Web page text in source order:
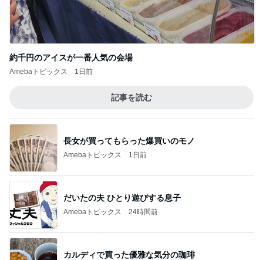
約千円のアイスが一番人気の会場
Amebaトピックス 1日前
記事を読む
長女が買ってもらった爆買いのモノ
Amebaトピックス 1日前
だいたの夫 ひとり遊びする息子
Amebaトピックス 24時間前
カルディで買った優雅な気分の珈琲